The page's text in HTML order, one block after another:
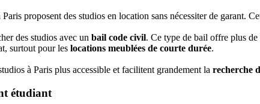
proposent des studios en location sans nécessiter de garant.
des studios avec un bail code civil. Ce type de bail offre plus
surtout pour les locations meublées de courte durée.
à Paris plus accessible et facilitent grandement la recherche
étudiant